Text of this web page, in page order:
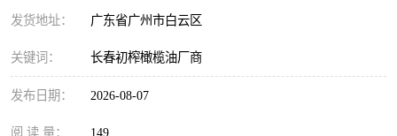
发货地址： 广东省广州市白云区
关键词： 长春初榨橄榄油厂商
发布日期： 2026-08-07
阅 读 量： 149